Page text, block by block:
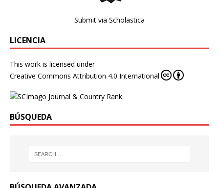
Submit via Scholastica
LICENCIA
This work is licensed under
Creative Commons Attribution 4.0 International
BÚSQUEDA